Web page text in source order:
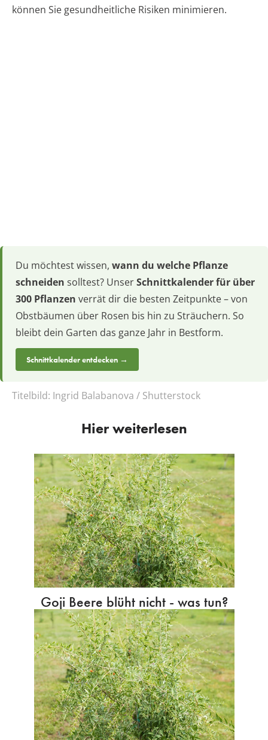
können Sie gesundheitliche Risiken minimieren.
Du möchtest wissen, wann du welche Pflanze
schneiden solltest? UnserSchnittkalender für über
300 Pflanzen verrät dir die besten Zeitpunkte – von
Obstbäumen über Rosen bis hin zu Sträuchern. So
bleibt dein Garten das ganze Jahr in Bestform.
Schnittkalender entdecken →
Titelbild: Ingrid Balabanova / Shutterstock
Hier weiterlesen
Goji Beere blüht nicht - was tun?